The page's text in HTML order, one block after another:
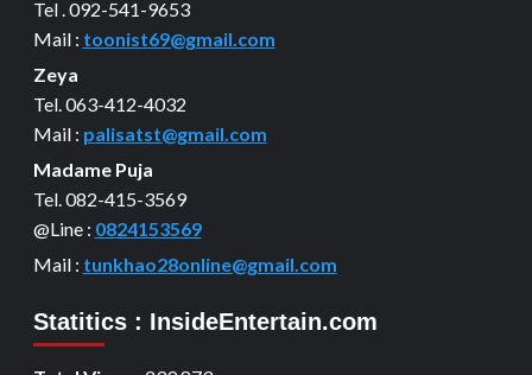
Tel . 092-541-9653
Mail : toonist69@gmail.com
Zeya
Tel. 063-412-4032
Mail : palisatst@gmail.com
Madame Puja
Tel. 082-415-3569
@Line : 0824153569
Mail : tunkhao28online@gmail.com
Statitics : InsideEntertain.com